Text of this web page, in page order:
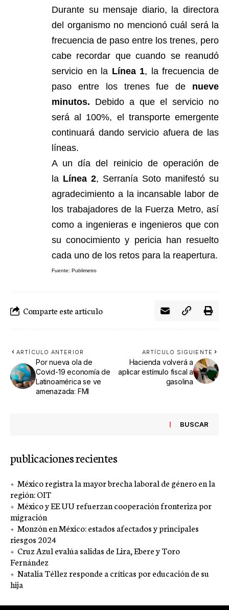
Durante su mensaje diario, la directora
del organismo no mencionó cuál será la
frecuencia de paso entre los trenes, pero
cabe recordar que cuando se reanudó
servicio en la Línea 1, la frecuencia de
paso entre los trenes fue de nueve
minutos. Debido a que el servicio no
será al 100%, el transporte emergente
continuará dando servicio afuera de las
líneas.
A un día del reinicio de operación de
la Línea 2, Serranía Soto manifestó su
agradecimiento a la incansable labor de
los trabajadores de la Fuerza Metro, así
como a ingenieras e ingenieros que con
su conocimiento y pericia han resuelto
cada uno de los retos para la reapertura.
Fuente: Publimetro
Comparte este artículo
ARTÍCULO ANTERIOR
Por nueva ola de
Covid-19 economía de
Latinoamérica se ve
amenazada: FMI
ARTÍCULO SIGUIENTE
Hacienda volverá a
aplicar estímulo fiscal a
gasolina
BUSCAR
publicaciones recientes
México registra la mayor brecha laboral de género en la
región: OIT
México y EE UU refuerzan cooperación fronteriza por
migración
Monzón en México: estados afectados y principales
riesgos 2024
Cruz Azul evalúa salidas de Lira, Ebere y Toro
Fernández
Natalia Téllez responde a críticas por educación de su
hija